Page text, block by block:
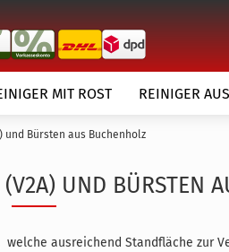
MIT ROST REINIGER
und Bürsten aus Buchenholz
UND BÜRSTEN
ausreichend Standfläche zur